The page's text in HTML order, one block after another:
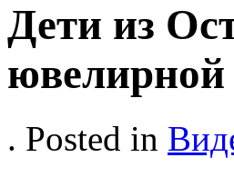
Дети из
. Posted in